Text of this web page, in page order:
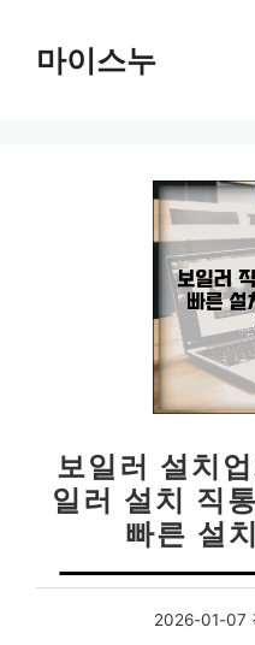
마이스누
보일러 설치
일러 설치 직
빠른 설
2026-01-07